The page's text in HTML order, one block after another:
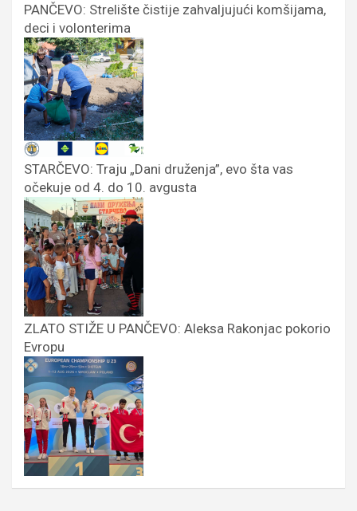
PANČEVO: Strelište čistije zahvaljujući komšijama,
deci i volonterima
STARČEVO: Traju „Dani druženja”, evo šta vas
očekuje od 4. do 10. avgusta
ZLATO STIŽE U PANČEVO: Aleksa Rakonjac pokorio
Evropu